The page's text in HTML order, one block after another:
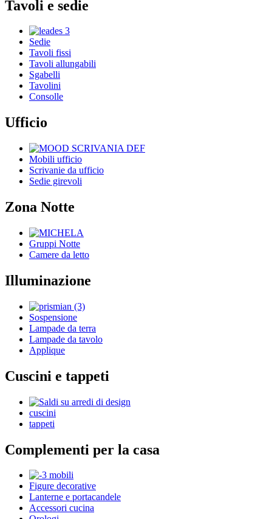
Tavoli e sedie
Sedie
Tavoli fissi
Tavoli allungabili
Sgabelli
Tavolini
Consolle
Ufficio
Mobili ufficio
Scrivanie da ufficio
Sedie girevoli
Zona Notte
Gruppi Notte
Camere da letto
Illuminazione
Sospensione
Lampade da terra
Lampade da tavolo
Applique
Cuscini e tappeti
cuscini
tappeti
Complementi per la casa
Figure decorative
Lanterne e portacandele
Accessori cucina